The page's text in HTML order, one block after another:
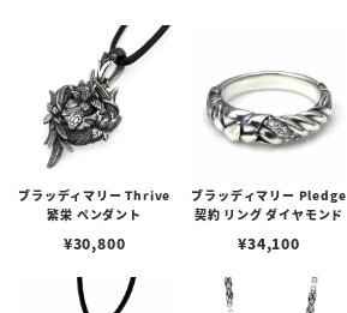
ブラッディマリー Thrive
繁栄 ペンダント
¥30,800
ブラッディマリー Pledge
契約 リング ダイヤモンド
¥34,100